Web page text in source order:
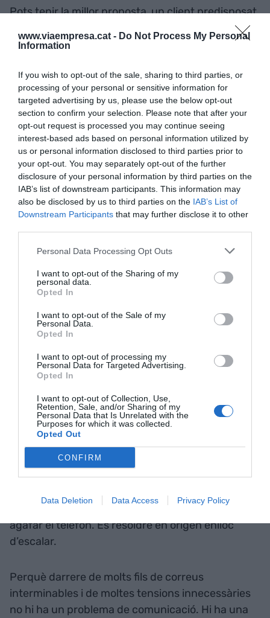
www.viaempresa.cat - Do Not Process My Personal
Information
If you wish to opt-out of the sale, sharing to third parties, or
processing of your personal or sensitive information for
targeted advertising by us, please use the below opt-out
section to confirm your selection. Please note that after your
opt-out request is processed you may continue seeing
interest-based ads based on personal information utilized by
us or personal information disclosed to third parties prior to
your opt-out. You may separately opt-out of the further
disclosure of your personal information by third parties on the
IAB’s list of downstream participants. This information may
also be disclosed by us to third parties on the IAB’s List of
Downstream Participants that may further disclose it to other
Personal Data Processing Opt Outs
I want to opt-out of the Sharing of my
personal data.
Opted In
I want to opt-out of the Sale of my
Personal Data.
Opted In
I want to opt-out of processing my
Personal Data for Targeted Advertising.
Opted In
I want to opt-out of Collection, Use,
Retention, Sale, and/or Sharing of my
Personal Data that Is Unrelated with the
Purposes for which it was collected.
Opted Out
CONFIRM
Data Deletion Data Access Privacy Policy
Pots tenir la millor proposta, un client predisposat
i una oportunitat real, però si l’envies per correu i li
queda a la safata d’entrada en la posició 137,
directament, es perdrà en una muntanya de
pendents. I ja pots començar a recollir il·lusions.
"Pots tenir la millor proposta,
un client predisposat i una
oportunitat real, però si
l’envies per correu i li queda
a la safata d’entrada en la
posició 137, poden passar
dies abans de tenir
resposta"
Una trucada a temps evita aquell “no era això el
que volia dir” que sempre arriba tard, després de
quatre correus i una mica de tensió gratuïta.
Perquè, sorprenentment, parlar en directe sol ser
missatges. Però, així i tot, no truquem.
No truquem perquè ens fa mandra, perquè ens
exposem més, i perquè preferim controlar el
missatge que gestionar la conversa. I no, no es
tracta d’aprendre a redactar millor els correus. És
entendre que a vegades cal deixar d’escriure i
agafar el telèfon. És resoldre en origen enlloc
d’escalar.
Perquè darrere de molts fils de correus
interminables i de moltes tensions innecessàries
no hi ha un problema de comunicació. Hi ha una